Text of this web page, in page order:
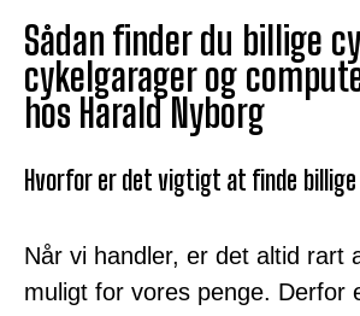
Sådan finder du billige
cykelgarager og
hos Harald Nyborg
Hvorfor er det vigtigt at finde
Når vi handler, er det altid rart
muligt for vores penge. Derfor